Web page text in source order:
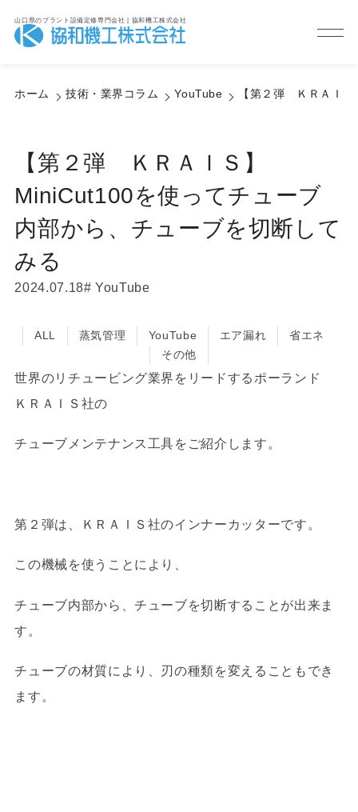
山口県のプラント設備定修専門会社 | 協和機工株式会社
Column
ホーム 技術・業界コラム YouTube 【第２弾 ＫＲＡＩＳ
【第２弾 ＫＲＡＩＳ】
MiniCut100を使ってチューブ
内部から、チューブを切断して
みる
2024.07.18 YouTube
世界のリチュービング業界をリードするポーランド
ＫＲＡＩＳ社の
チューブメンテナンス工具をご紹介します。
第２弾は、ＫＲＡＩＳ社のインナーカッターです。
この機械を使うことにより、
チューブ内部から、チューブを切断することが出来ま
す。
チューブの材質により、刃の種類を変えることもでき
ます。
ALL 蒸気管理 YouTube エア漏れ
省エネ
その他